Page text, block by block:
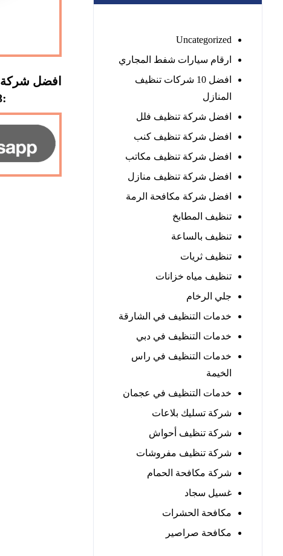
افضل
:0568199078
Uncategorized
ارقام سيارات شفط المجاري
افضل 10 شركات تنظيف
المنازل
افضل شركة تنظيف فلل
افضل شركة تنظيف كنب
افضل شركة تنظيف مكاتب
افضل شركة تنظيف منازل
افضل شركة مكافحة الرمة
تنظيف المطابخ
تنظيف بالساعة
تنظيف ثريات
تنظيف مياه خزانات
جلي الرخام
خدمات التنظيف في الشارقة
خدمات التنظيف في دبي
خدمات التنظيف في راس
الخيمة
خدمات التنظيف في عجمان
شركة تسليك بلاعات
شركة تنظيف أحواش
شركة تنظيف مفروشات
شركة مكافحة الحمام
غسيل سجاد
مكافحة الحشرات
مكافحة صراصير